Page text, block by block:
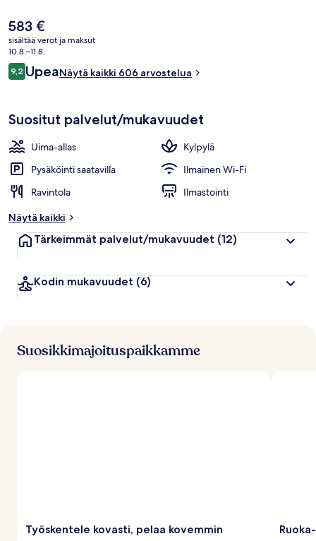
baaria/loungea, ulkouima-allas ja allasbaari. Majoituspaikka sijaitsee
lyhyen kävelymatkan päässä julkisen liikenteen yhteyksistä: Picon
asema sijaitsee 8 minuutin ja 7th Street – Metro Centerin
metroasema 13 minuutin kävelymatkan päässä.
Nykyinen
hinta
on
583 €
583 €
sisältää verot ja maksut
10.8.–11.8.
Arvostelut
9,29,2 kautta 10.
UpeaNäytä kaikki 606 arvostelua
Suositut palvelut/mukavuudet
Uima-allas
Kylpylä
Pysäköinti saatavilla
Ilmainen Wi-Fi
Ravintola
Ilmastointi
Näytä kaikki
Tärkeimmät palvelut/mukavuudet (12)
Kodin mukavuudet (6)
Suosikkimajoituspaikkamme
Työskentele kovasti, pelaa kovemmin